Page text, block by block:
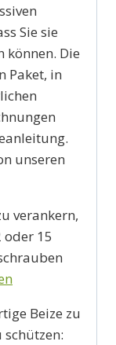
Sie sie
können. Die
Paket, in
unseren
verankern,
oder 15
Beize zu